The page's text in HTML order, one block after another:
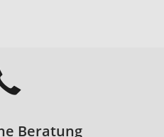
Beratung